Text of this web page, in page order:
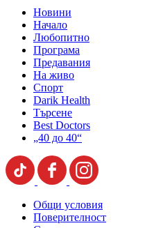
Новини
Начало
Любопитно
Програма
Предавания
На живо
Спорт
Darik Health
Търсене
Best Doctors
„40 до 40“
Общи условия
Поверителност